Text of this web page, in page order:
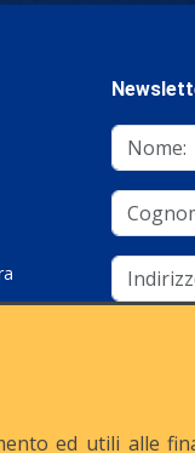
ed utili alle